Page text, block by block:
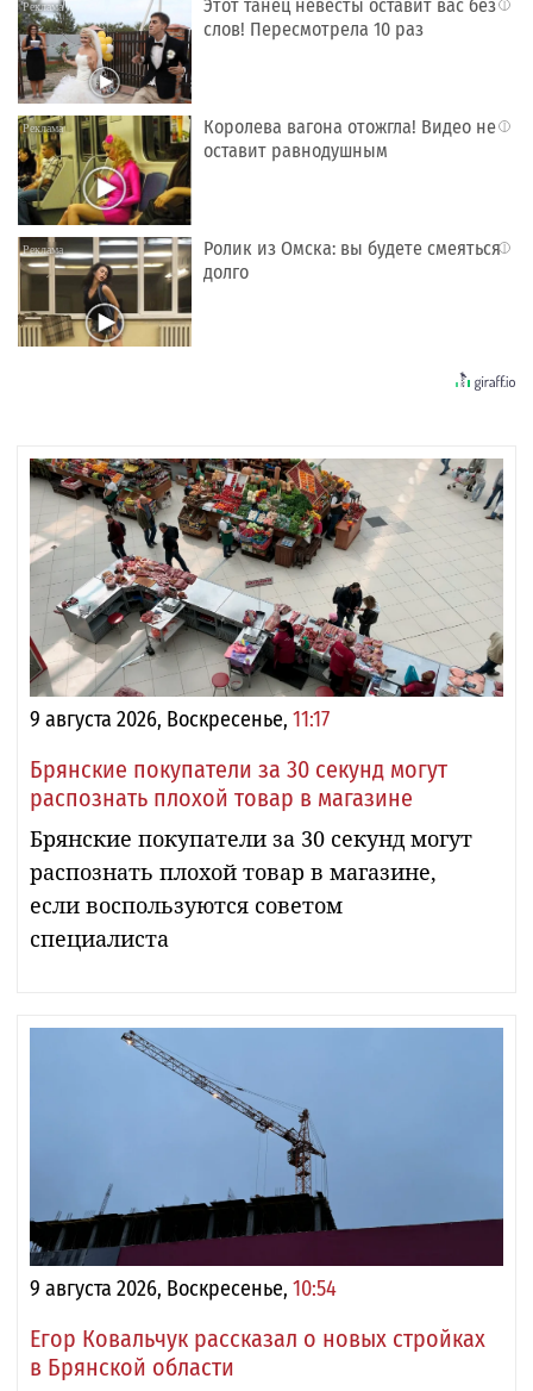
i
Этот танец невесты оставит вас без
слов! Пересмотрела 10 раз
i
Королева вагона отожгла! Видео не
оставит равнодушным
i
Ролик из Омска: вы будете смеяться
долго
9 августа 2026, Воскресенье, 11:17
Брянские покупатели за 30 секунд могут
распознать плохой товар в магазине
Брянские покупатели за 30 секунд могут
распознать плохой товар в магазине,
если воспользуются советом
специалиста
9 августа 2026, Воскресенье, 10:54
Егор Ковальчук рассказал о новых стройках
в Брянской области